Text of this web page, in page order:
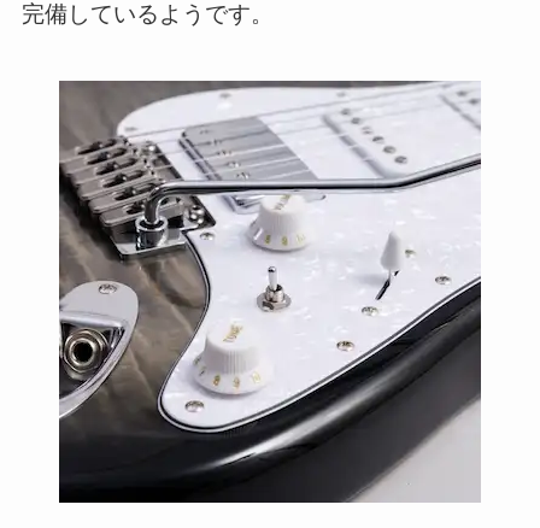
完備しているようです。